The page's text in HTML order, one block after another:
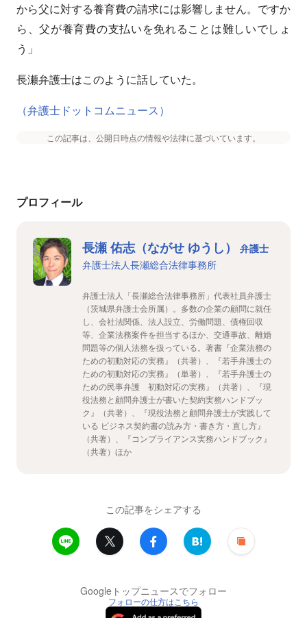
から父に対する養育費の請求には影響しません。ですか
ら、父が養育費の支払いを免れることは難しいでしょ
う」
長瀬弁護士はこのように話していた。
（弁護士ドットコムニュース）
この記事は、公開日時点の情報や法律に基づいています。
プロフィール
長瀬 佑志（ながせ ゆうし）
弁護士
弁護士法人長瀬総合法律事務所
弁護士法人「長瀬総合法律事務所」代表社員弁護士
（茨城県弁護士会所属）。多数の企業の顧問に就任
し、会社法関係、法人設立、労働問題、債権回収
等、企業法務案件を担当するほか、交通事故、離婚
問題等の個人法務を扱っている。著書『企業法務の
ための初動対応の実務』（共著）、『若手弁護士の
ための初動対応の実務』（単著）、『若手弁護士の
ための民事弁護 初動対応の実務』（共著）、『現
役法務と顧問弁護士が書いた契約実務ハンドブッ
ク』（共著）、『現役法務と顧問弁護士が実践して
いる ビジネス契約書の読み方・書き方・直し方』
（共著）、『コンプライアンス実務ハンドブック』
（共著）ほか
この記事をシェアする
Googleトップニュースでフォロー
フォローの仕方はこちら